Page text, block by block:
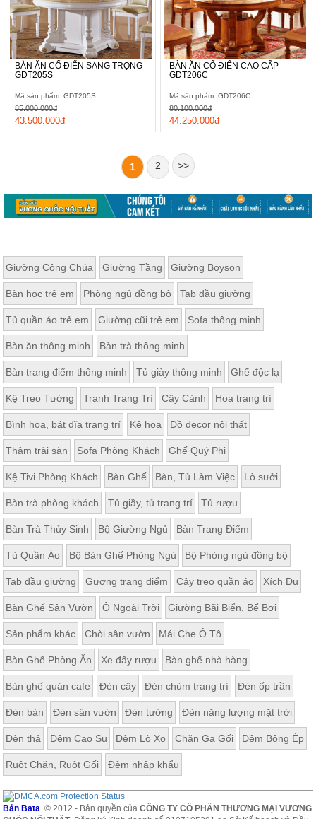
BÀN ĂN CỔ ĐIỂN SANG TRỌNG
GDT205S
Mã sản phẩm: GDT205S
43.500.000đ
85.000.000đ
BÀN ĂN CỔ ĐIỂN CAO CẤP
GDT206C
Mã sản phẩm: GDT206C
44.250.000đ
80.100.000đ
1 2 >>
Giường Công Chúa Giường Tầng Giường Boyson
Bàn học trẻ em Phòng ngủ đồng bộ Tab đầu giường
Tủ quần áo trẻ em Giường cũi trẻ em Sofa thông minh
Bàn ăn thông minh Bàn trà thông minh
Bàn trang điểm thông minh Tủ giày thông minh Ghế độc lạ
Kệ Treo Tường Tranh Trang Trí Cây Cảnh Hoa trang trí
Bình hoa, bát đĩa trang trí Kệ hoa Đồ decor nội thất
Thảm trải sàn Sofa Phòng Khách Ghế Quý Phi
Kệ Tivi Phòng Khách Bàn Ghế Bàn, Tủ Làm Việc Lò sưởi
Bàn trà phòng khách Tủ giầy, tủ trang trí Tủ rượu
Bàn Trà Thủy Sinh Bộ Giường Ngủ Bàn Trang Điểm
Tủ Quần Áo Bộ Bàn Ghế Phòng Ngủ Bộ Phòng ngủ đồng bộ
Tab đầu giường Gương trang điểm Cây treo quần áo Xích Đu
Bàn Ghế Sân Vườn Ô Ngoài Trời Giường Bãi Biển, Bể Bơi
Sản phẩm khác Chòi sân vườn Mái Che Ô Tô
Bàn Ghế Phòng Ăn Xe đẩy rượu Bàn ghế nhà hàng
Bàn ghế quán cafe Đèn cây Đèn chùm trang trí Đèn ốp trần
Đèn bàn Đèn sân vườn Đèn tường Đèn năng lượng mặt trời
Đèn thả Đệm Cao Su Đệm Lò Xo Chăn Ga Gối Đệm Bông Ép
Ruột Chăn, Ruột Gối Đệm nhập khẩu
Bản Bata © 2012 - Bản quyền củaCÔNG TY CỔ PHẦN THƯƠNG MẠI VƯƠNG